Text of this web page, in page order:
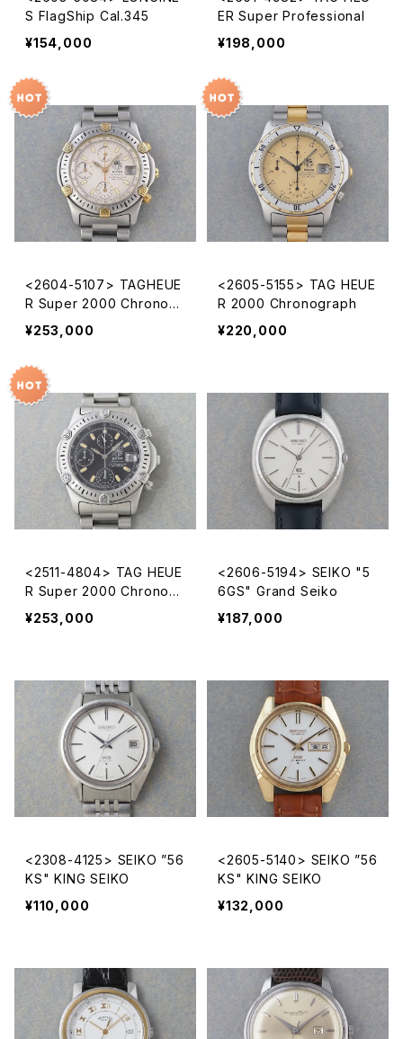
S FlagShip Cal.345
¥154,000
ER Super Professional
¥198,000
<2604-5107> TAGHEUE
R Super 2000 Chronogr
aph
¥253,000
<2605-5155> TAG HEUE
R 2000 Chronograph
¥220,000
<2511-4804> TAG HEUE
R Super 2000 Chronogr
aph
¥253,000
<2606-5194> SEIKO "5
6GS" Grand Seiko
¥187,000
<2308-4125> SEIKO ”56
KS" KING SEIKO
¥110,000
<2605-5140> SEIKO ”56
KS" KING SEIKO
¥132,000